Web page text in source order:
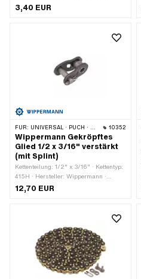
Stahl · Anzahl Kettenglieder: 1 Stk. ·
Kettenschloss-Art: Federverschluss ·
3,40 EUR
FÜR: UNIVERSAL · PUCH · SACHS · PONY / CILO (BETA 521 & 512) · ZÜNDAPP BELMONDO · TOMOS · BYE BIKE 10352
Wippermann Gekröpftes
Glied 1/2 x 3/16" verstärkt
(mit Splint)
Kettenteilung: 1/2" x 3/16" · Kettentyp:
415H · Hersteller: Wippermann ·
Material: Stahl · Anzahl Kettenglieder:
1 Stk. · Kettenschloss-Art: Gekröpftes
12,70 EUR